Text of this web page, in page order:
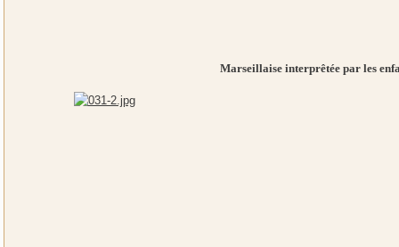
Marseillaise interprêtée par les